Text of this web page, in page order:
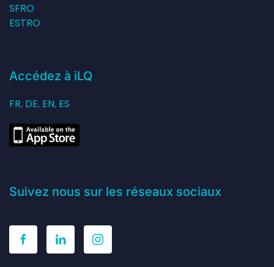
SFRO
ESTRO
Accédez à iLQ
FR, DE, EN, ES
Suivez nous sur les réseaux sociaux